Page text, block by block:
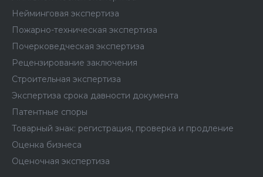
Нейминговая экспертиза
Пожарно-техническая экспертиза
Почерковедческая экспертиза
Рецензирование заключения
Строительная экспертиза
Экспертиза срока давности документа
Патентные споры
Товарный знак: регистрация, проверка и продление
Оценка бизнеса
Оценочная экспертиза